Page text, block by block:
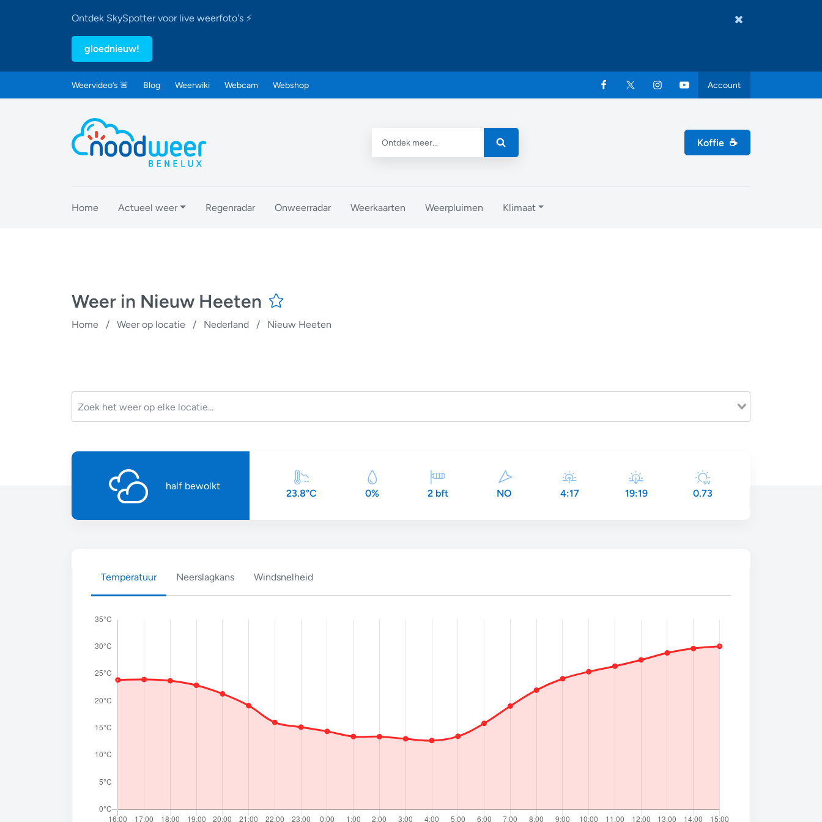
Ontdek SkySpotter voor live weerfoto's ⚡
gloednieuw!
Weervideo’s 🚨 Blog Weerwiki Webcam Webshop Account
Koffie ☕
Home Actueel weer Regenradar Onweerradar Weerkaarten Weerpluimen Klimaat
Weer in Nieuw Heeten
Home / Weer op locatie / Nederland / Nieuw Heeten
half bewolkt
23.8°C 0% 2 bft NO 4:17 19:19 0.73
Temperatuur Neerslagkans Windsnelheid